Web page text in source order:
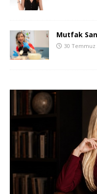
Mutfak
30 Temmuz